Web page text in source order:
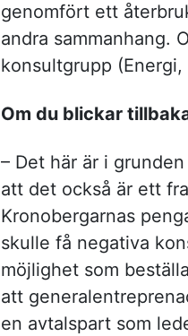
genomfört ett
andra sammanhang.
konsultgrupp
Om du blickar
– Det här är i
att det också är ett
Kronobergarnas
skulle få negativa
möjlighet som
att
en avtalspart som